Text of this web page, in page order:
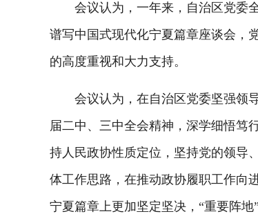
会议认为，一年来，自治区党委全
谱写中国式现代化宁夏篇章座谈会，
的高度重视和大力支持。
会议认为，在自治区党委坚强领导
届二中、三中全会精神，深学细悟笃
持人民政协性质定位，坚持党的领导
体工作思路，在推动政协履职工作向
宁夏篇章上更加坚定坚决，“重要阵